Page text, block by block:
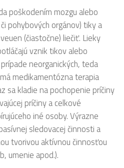
poškodením mozgu alebo
pohybových orgánov) tiky a
(čiastočne) liečiť. Lieky
vznik tikov alebo
neorganických, teda
medikamentózna terapia
sa kladie na pochopenie príčiny
príčiny a celkové
iné osoby. Výrazne
sledovacej činnosti a
tvorivou aktívnou činnosťou
umenie apod.).